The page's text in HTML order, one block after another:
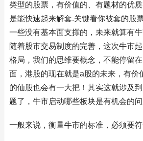
类型的股票，有价值的、有题材的优
是能快速起来解套.关键看你被套的股
一些没有基本面支撑的，未来就算有牛
随着股市交易制度的完善，这次牛市
格局，我们的思维要概念，不能停留
面，港股的现在就是a股的未来，有价
的仙股也会有一大把！其实这就涉及
题了，牛市启动哪些板块是有机会的问
一般来说，衡量牛市的标准，必须要符